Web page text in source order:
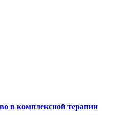
в комплексной терапии